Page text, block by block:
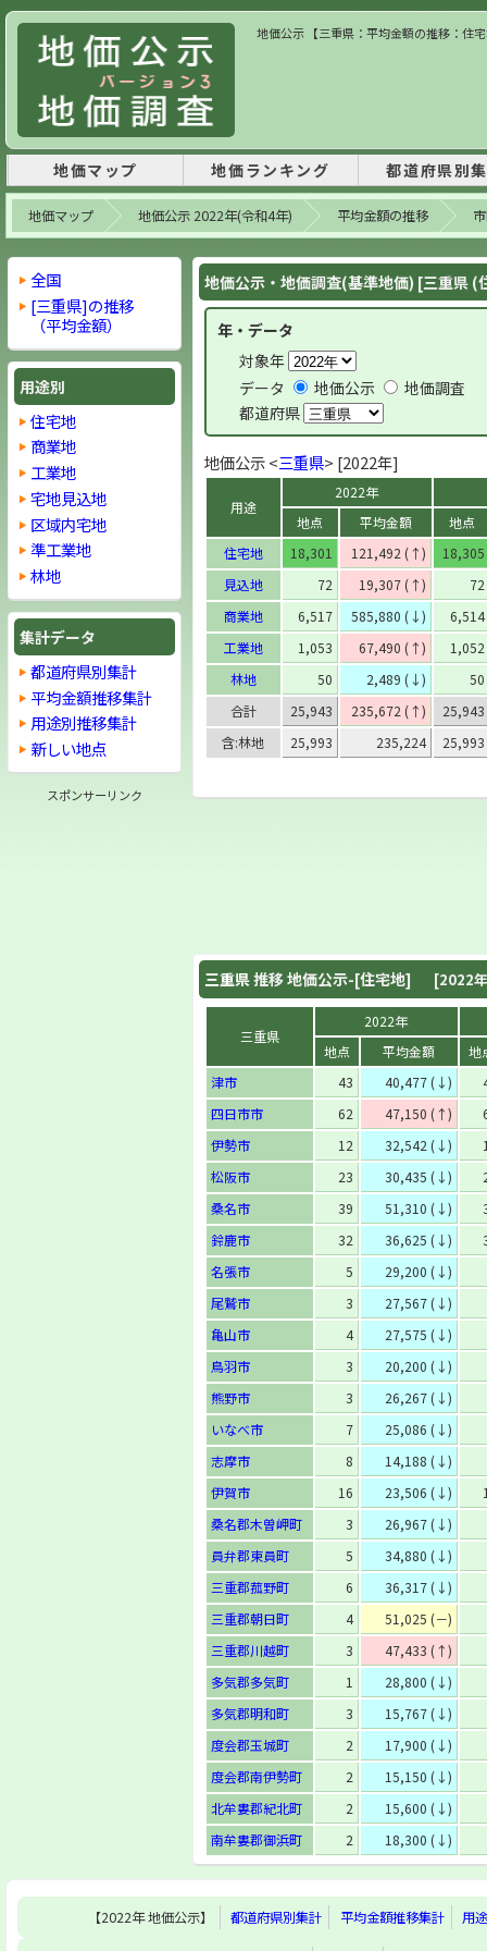
地価公示 【三重県：平均金額の推移：住
地価マップ 地価ランキング 都道府県別
地価マップ 地価公示 2022年(令和4年) 平均金額の推移
地価公示・地価調査(基準地価) [三重県 (
年・データ
対象年
データ
地価公示
地価調査
都道府県
地価公示 <三重県> [2022年]
用途
2022年
地点
平均金額
地点
住宅地
18,301 121,492 (↑)
18,305
見込地
72 19,307 (↑)
72
商業地
6,517 585,880 (↓)
6,514
工業地
1,053 67,490 (↑)
1,052
林地
50 2,489 (↓)
50
合計
25,943 235,672 (↑)
25,943
含:林地
25,993 235,224 25,993
三重県推移 地価公示-[住宅地] [2022
三重県
2022年
地点
平均金額
地
津市
43 40,477 (↓)
四日市市
62 47,150 (↑)
伊勢市
12 32,542 (↓)
松阪市
23 30,435 (↓)
桑名市
39 51,310 (↓)
鈴鹿市
32 36,625 (↓)
名張市
5
29,200 (↓)
尾鷲市
3
27,567 (↓)
亀山市
4
27,575 (↓)
鳥羽市
3
20,200 (↓)
熊野市
3
26,267 (↓)
いなべ市
7
25,086 (↓)
志摩市
8
14,188 (↓)
伊賀市
16 23,506 (↓)
桑名郡木曽岬町
3
26,967 (↓)
員弁郡東員町
5
34,880 (↓)
三重郡菰野町
6
36,317 (↓)
三重郡朝日町
4
51,025 (－)
三重郡川越町
3
47,433 (↑)
多気郡多気町
1
28,800 (↓)
多気郡明和町
3
15,767 (↓)
度会郡玉城町
2
17,900 (↓)
度会郡南伊勢町
2
15,150 (↓)
北牟婁郡紀北町
2
15,600 (↓)
南牟婁郡御浜町
2 18,300 (↓)
全国
[三重県]の推移
（平均金額）
用途別
住宅地
商業地
工業地
宅地見込地
区域内宅地
準工業地
林地
集計データ
都道府県別集計
平均金額推移集計
用途別推移集計
新しい地点
スポンサーリンク
【2022年 地価公示】 都道府県別集計 平均金額推移集計 用